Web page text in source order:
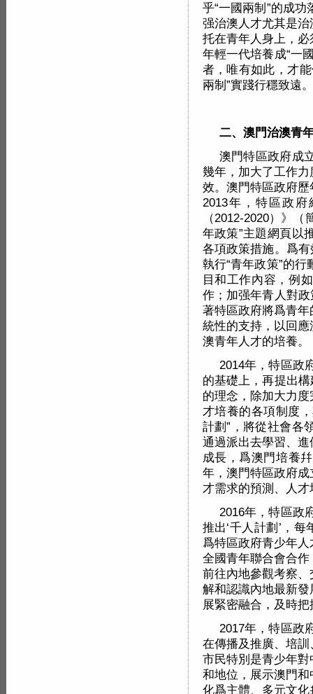
乎“一國兩制”的成
强治澳人才尤其是
托在青年人身上，
年輕一代培養成“一
者，唯有如此，才
兩制”實踐行穩致遠。
二、澳門治澳青
澳門特區政府成
幾年，加大了工作
效。澳門特區政府
2013年，特區政
（2012-2020）》
年政策”主題網頁以
各項政策措施。爲
執行“青年政策”的
目和工作內容，例
作；加强年青人對
著特區政府將爲青
統性的支持，以回
澳青年人才的培養。
2014年，特區政
的基礎上，再提出
的理念，除加大力
才培養的各項制度
計劃”，將從社會各
通過派出去學習、
成長，爲澳門培養
年，澳門特區政府
才需求的預測、人
2016年，特區政
推出‘千人計劃’，
爲特區政府青少年
全國青年聯合會合
前往內地參觀考察
解和認識內地最新
展緊密融合，及時
2017年，特區政
在傳播及推廣、培
市民特別是青少年
和地位，展示澳門
化爲主體、多元文